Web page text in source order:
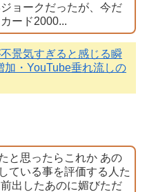
ョークだったが、今だ
ード2000...
景気すぎると感じる瞬
加・YouTube垂れ流しの
と思ったらこれか あの
ている事を評価する人た
出したあのに媚びただ